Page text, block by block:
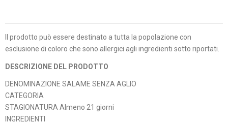
Il prodotto può essere destinato a tutta la popolazione con
esclusione di coloro che sono allergici agli ingredienti sotto riportati.
DESCRIZIONE DEL PRODOTTO
DENOMINAZIONE SALAME SENZA AGLIO
CATEGORIA
STAGIONATURA Almeno 21 giorni
INGREDIENTI